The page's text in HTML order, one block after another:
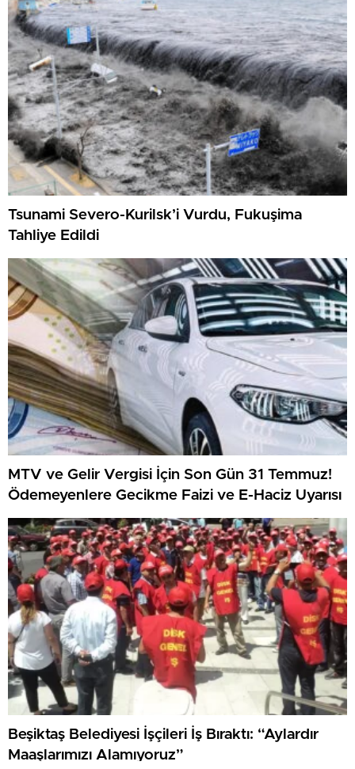
Tsunami Severo-Kurilsk’i Vurdu, Fukuşima
Tahliye Edildi
MTV ve Gelir Vergisi İçin Son Gün 31 Temmuz!
Ödemeyenlere Gecikme Faizi ve E-Haciz Uyarısı
Beşiktaş Belediyesi İşçileri İş Bıraktı: “Aylardır
Maaşlarımızı Alamıyoruz”